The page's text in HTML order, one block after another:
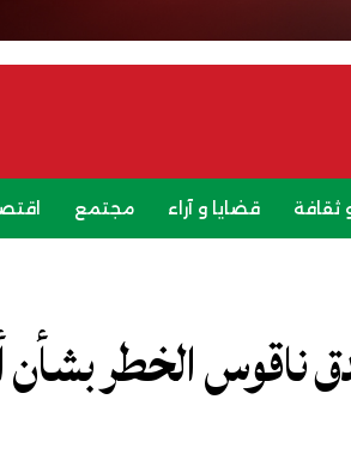
ثقافة قضايا و آراء مجتمع
ناقوس الخطر